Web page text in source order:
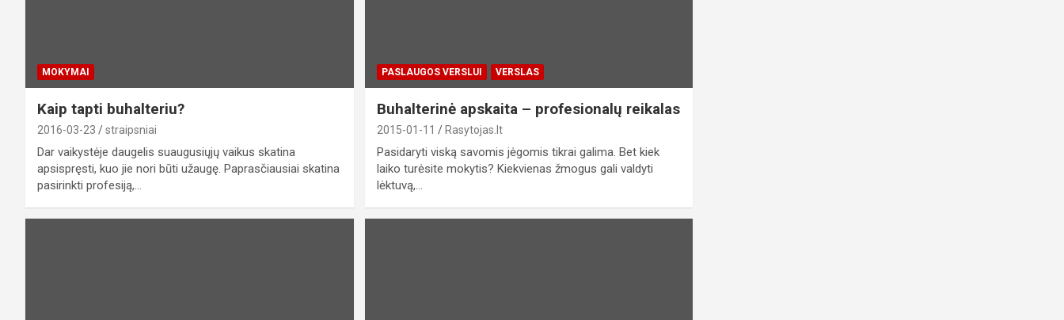
MOKYMAI
Kaip tapti buhalteriu?
2016-03-23 straipsniai
Dar vaikystėje daugelis suaugusiųjų vaikus skatina
apsispręsti, kuo jie nori būti užaugę. Paprasčiausiai skatina
pasirinkti profesiją,…
PASLAUGOS VERSLUI VERSLAS
Buhalterinė apskaita – profesionalų reikalas
2015-01-11 Rasytojas.lt
Pasidaryti viską savomis jėgomis tikrai galima. Bet kiek
laiko turėsite mokytis? Kiekvienas žmogus gali valdyti
lėktuvą,…